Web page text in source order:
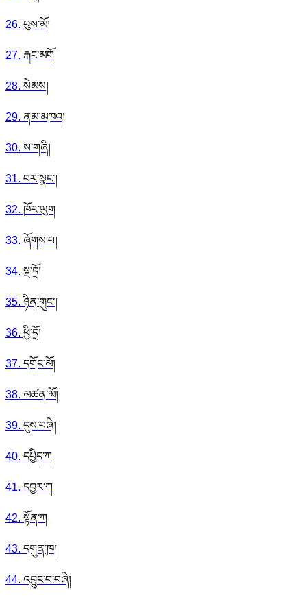
26. པུས་མོ།
27. རྐང་མགོ
28. སེམས།
29. ནམ་མཁའ།
30. ས་གཞི།
31. བར་སྣང་།
32. ཁོར་ཡུག
33. ཞོགས་པ།
34. སྔ་དྲོ།
35. ཉིན་གུང་།
36. ཕྱི་དྲོ།
37. དགོང་མོ།
38. མཚན་མོ།
39. དུས་བཞི།
40. དཔྱིད་ཀ
41. དབྱར་ཀ
42. སྟོན་ཀ
43. དགུན་ཁ།
44. འབྱུང་བ་བཞི།